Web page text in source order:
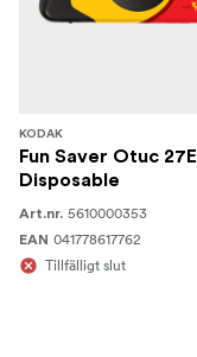
KODAK
Fun Saver Otuc 27E
Disposable
Art.nr. 5610000353
EAN 041778617762
Tillfälligt slut